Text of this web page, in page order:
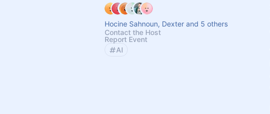
Hocine Sahnoun, Dexter and 5 others
Contact the Host
Report Event
AI